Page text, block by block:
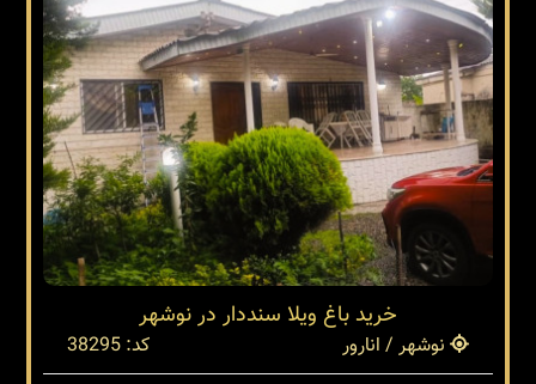
خريد باغ ويلا سنددار در نوشهر
نوشهر / انارور
کد: 38295